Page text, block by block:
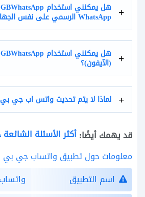
WhatsApp الرسمي على نفس الجهاز؟
(الآيفون)؟
لماذا لا يتم تحديث واتس اب جي
قد يهمك أيضًا:أكثر الأسئلة
معلومات حول تطبيق واتساب جي بي
اسم التطبيق